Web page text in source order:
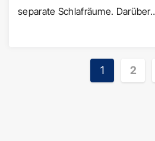
separate Schlafräume.
1 2